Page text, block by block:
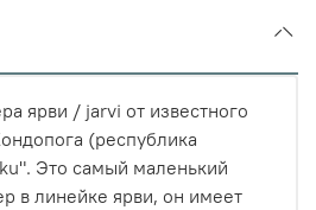
ярви / jarvi от известного
(республика
Это самый маленький
в линейке ярви, он имеет